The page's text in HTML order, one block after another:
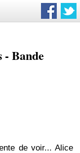
- Bande
de voir... Alice